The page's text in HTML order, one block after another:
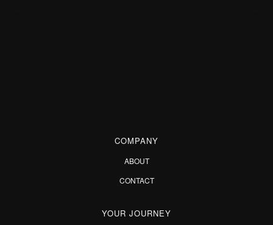
COMPANY
ABOUT
CONTACT
YOUR JOURNEY